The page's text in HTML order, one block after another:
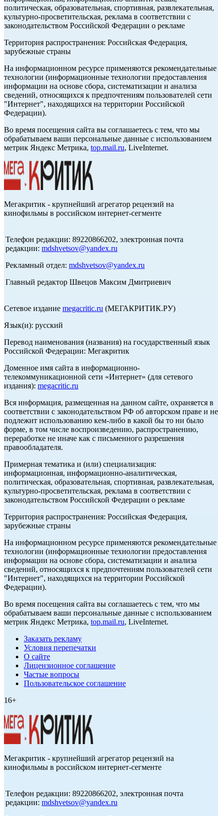
политическая, образовательная, спортивная, развлекательная,
культурно-просветительская, реклама в соответствии с
законодательством Российской Федерации о рекламе
Территория распространения: Российская Федерация,
зарубежные страны
На информационном ресурсе применяются рекомендательные
технологии (информационные технологии предоставления
информации на основе сбора, систематизации и анализа
сведений, относящихся к предпочтениям пользователей сети
"Интернет", находящихся на территории Российской
Федерации).
Во время посещения сайта вы соглашаетесь с тем, что мы
обрабатываем ваши персональные данные с использованием
метрик Яндекс Метрика, top.mail.ru, LiveInternet.
Мегакритик - крупнейший агрегатор рецензий на
кинофильмы в российском интернет-сегменте
Телефон редакции: 89220866202, электронная почта
редакции: mdshvetsov@yandex.ru
Рекламный отдел: mdshvetsov@yandex.ru
Главный редактор Швецов Максим Дмитриевич
Сетевое издание megacritic.ru (МЕГАКРИТИК.РУ)
Язык(и): русский
Перевод наименования (названия) на государственный язык
Российской Федерации: Мегакритик
Доменное имя сайта в информационно-
телекоммуникационной сети «Интернет» (для сетевого
издания): megacritic.ru
Вся информация, размещенная на данном сайте, охраняется в
соответствии с законодательством РФ об авторском праве и не
подлежит использованию кем-либо в какой бы то ни было
форме, в том числе воспроизведению, распространению,
переработке не иначе как с письменного разрешения
правообладателя.
Примерная тематика и (или) специализация:
информационная, информационно-аналитическая,
политическая, образовательная, спортивная, развлекательная,
культурно-просветительская, реклама в соответствии с
законодательством Российской Федерации о рекламе
Территория распространения: Российская Федерация,
зарубежные страны
На информационном ресурсе применяются рекомендательные
технологии (информационные технологии предоставления
информации на основе сбора, систематизации и анализа
сведений, относящихся к предпочтениям пользователей сети
"Интернет", находящихся на территории Российской
Федерации).
Во время посещения сайта вы соглашаетесь с тем, что мы
обрабатываем ваши персональные данные с использованием
метрик Яндекс Метрика, top.mail.ru, LiveInternet.
Заказать рекламу
Условия перепечатки
О сайте
Лицензионное соглашение
Частые вопросы
Пользовательское соглашение
16+
Мегакритик - крупнейший агрегатор рецензий на
кинофильмы в российском интернет-сегменте
Телефон редакции: 89220866202, электронная почта
редакции: mdshvetsov@yandex.ru